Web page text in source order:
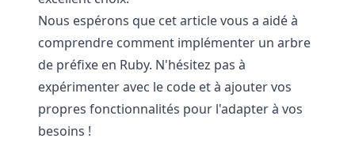
Nous espérons que cet article vous a aidé à
comprendre comment implémenter un arbre
de préfixe en Ruby. N'hésitez pas à
expérimenter avec le code et à ajouter vos
propres fonctionnalités pour l'adapter à vos
besoins !